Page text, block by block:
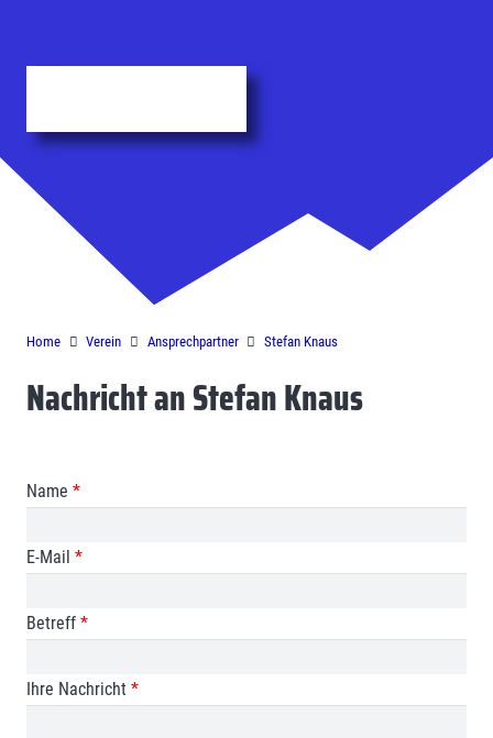
Kontaktformular
Home Verein Ansprechpartner Stefan Knaus
Nachricht an Stefan Knaus
Name *
E-Mail *
Betreff *
Ihre Nachricht *